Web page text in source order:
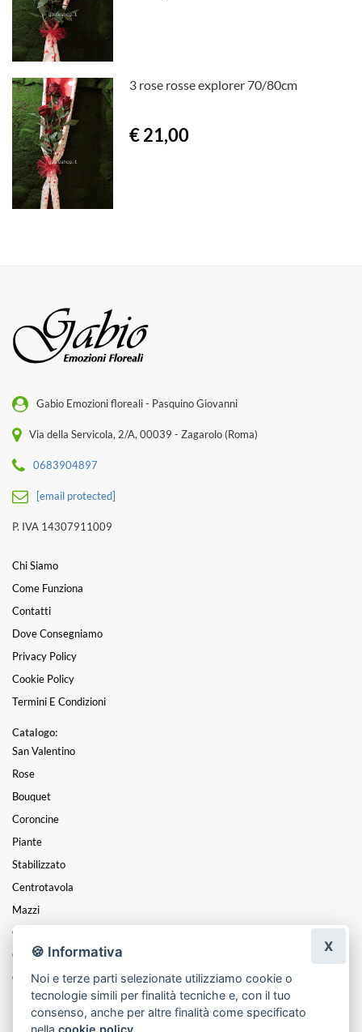
3 rose rosse explorer 70/80cm
€ 21,00
Gabio Emozioni floreali - Pasquino Giovanni
Via della Servicola, 2/A, 00039 - Zagarolo (Roma)
0683904897
[email protected]
P. IVA 14307911009
Chi Siamo
Come Funziona
Contatti
Dove Consegniamo
Privacy Policy
Cookie Policy
Termini E Condizioni
Catalogo:
San Valentino
Rose
Bouquet
Coroncine
Piante
Stabilizzato
Centrotavola
Mazzi
Composizioni
Cesti
Cuori
Funebre
🍪 Informativa
Noi e terze parti selezionate utilizziamo cookie o
tecnologie simili per finalità tecniche e, con il tuo
consenso, anche per altre finalità come specificato
nellacookie policy
X